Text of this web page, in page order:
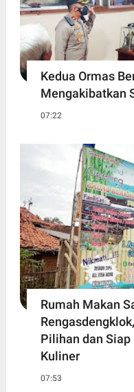
Kedua Ormas
Mengakibatkan
07:22
Rumah Makan
Pilihan dan
Kuliner
07:53